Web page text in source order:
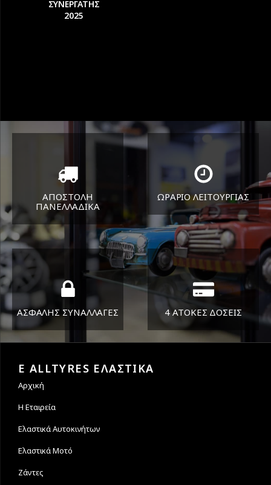
ΣΥΝΕΡΓΑΤΗΣ
2025
ΑΠΟΣΤΟΛΗ
ΠΑΝΕΛΛΑΔΙΚA
Όπου και αν είστε θα σας
στείλουμε τα ελαστικά σας
ΩΡΑΡΙΟ ΛΕΙΤΟΥΡΓΙΑΣ
ΔΕΥ-ΠΑΡ 8:30-17:30
ΣΑΒ 8:30-13:30
ΑΣΦΑΛΗΣ ΣΥΝΑΛΛΑΓΕΣ 4 ΑΤΟΚΕΣ ΔΟΣΕΙΣ
E ALLTYRES ΕΛΑΣΤΙΚΑ
Αρχική
Η Εταιρεία
Ελαστικά Αυτοκινήτων
Ελαστικά Μοτό
Ζάντες